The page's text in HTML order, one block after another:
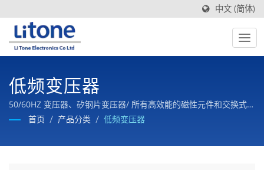
中文 (简体)
低频变压器
50/60HZ 变压器、矽钢片变压器/ 所有高效能的磁性元件和交换式电
源一条龙生产，品质有保证，价格有竞争力。
首页 / 产品分类 / 低频变压器